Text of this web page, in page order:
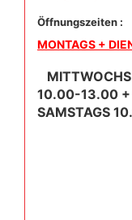
Öffnungszeiten :
MONTAGS +
10.00-13.00
SAMSTAGS